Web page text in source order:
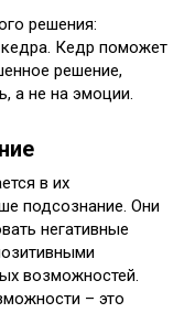
решения:
Кедр поможет
решение,
а не на эмоции.
в их
подсознание. Они
негативные
возможностей.
– это